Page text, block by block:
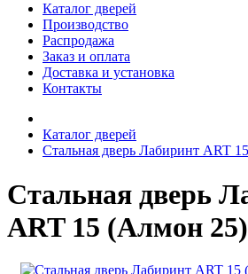
Каталог дверей
Производство
Распродажа
Заказ и оплата
Доставка и установка
Контакты
Каталог дверей
Стальная дверь Лабиринт ART
Стальная дверь
ART 15 (Алмон 25)